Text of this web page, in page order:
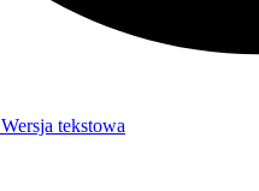
Wersja tekstowa